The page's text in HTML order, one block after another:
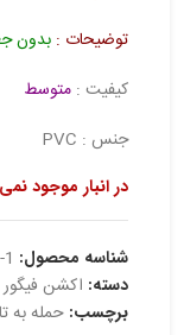
توضیحات : بدون
کیفیت : متوسط
جنس : PVC
در انبار موجود
شناسه محصول:
دسته: اکشن فیگور
برچسب: حمله به